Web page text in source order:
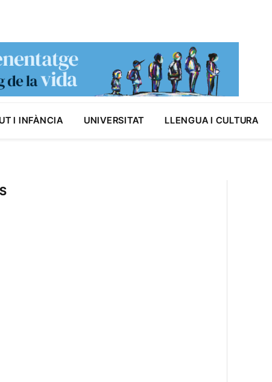
I INFÀNCIA UNIVERSITAT LLENGUA I CULTURA